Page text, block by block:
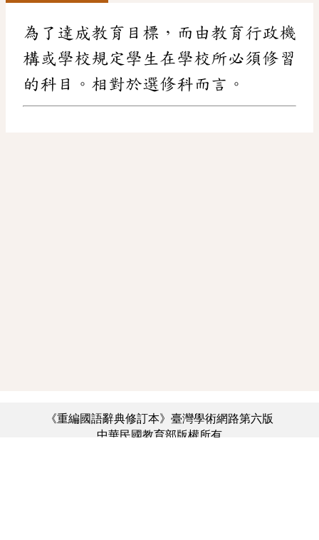
為了達成教育目標，而由教育行政機
構或學校規定學生在學校所必須修習
的科目。相對於選修科而言。
《重編國語辭典修訂本》臺灣學術網路第六版
中華民國教育部版權所有